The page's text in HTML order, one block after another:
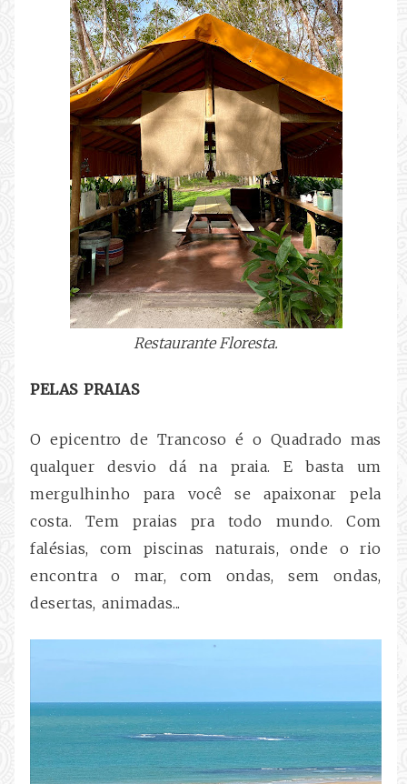
Restaurante Floresta.
PELAS PRAIAS
O epicentro de Trancoso é o Quadrado mas
qualquer desvio dá na praia. E basta um
mergulhinho para você se apaixonar pela
costa. Tem praias pra todo mundo. Com
falésias, com piscinas naturais, onde o rio
encontra o mar, com ondas, sem ondas,
desertas, animadas...